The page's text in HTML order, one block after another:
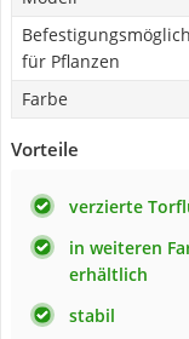
für Pflanzen
Farbe
Vorteile
verzierte
in weiteren
erhältlich
stabil